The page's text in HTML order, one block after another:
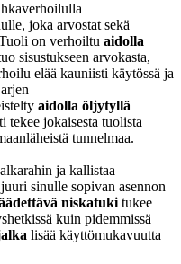
joka arvostat sekä
on verhoiltu aidolla
sisustukseen arvokasta,
elää kauniisti käytössä ja
aidolla öljytyllä
jokaisesta tuolista
tunnelmaa.
ja kallistaa
sinulle sopivan asennon
niskatuki tukee
kuin pidemmissä
lisää käyttömukavuutta